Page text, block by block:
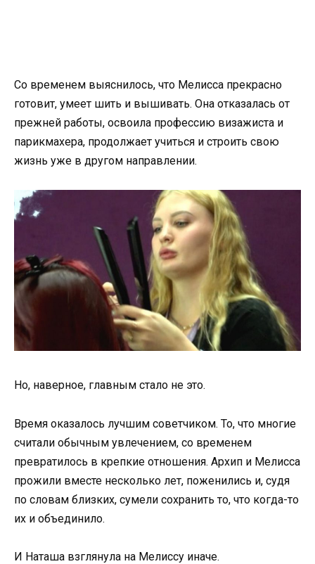
Со временем выяснилось, что Мелисса прекрасно
готовит, умеет шить и вышивать. Она отказалась от
прежней работы, освоила профессию визажиста и
парикмахера, продолжает учиться и строить свою
жизнь уже в другом направлении.
Но, наверное, главным стало не это.
Время оказалось лучшим советчиком. То, что многие
считали обычным увлечением, со временем
превратилось в крепкие отношения. Архип и Мелисса
прожили вместе несколько лет, поженились и, судя
по словам близких, сумели сохранить то, что когда-то
их и объединило.
И Наташа взглянула на Мелиссу иначе.